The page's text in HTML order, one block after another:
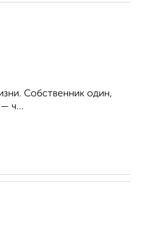
Собственник один,
ч...